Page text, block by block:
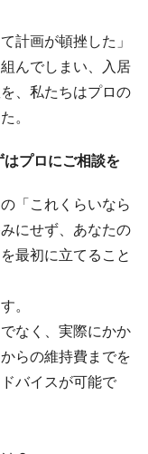
計画が頓挫した」
んでしまい、入居
、私たちはプロの
。
プロにご相談を
「これくらいなら
にせず、あなたの
最初に立てること
。
なく、実際にかか
らの維持費までを
バイスが可能で